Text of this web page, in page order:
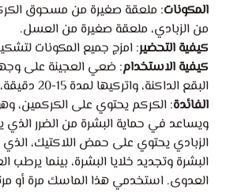
المكونات: ملعقة صغيرة من مسحوق
من الزبادي، ملعقة صغيرة من العسل.
كيفية التحضير: امزج جميع المكونات
كيفية الاستخدام: ضعي العجينة على
البقع الداكنة، واتركيها لمدة 15-20 دقيقة، ثم اغسليها بالماء.
الفائدة: الكركم يحتوي على الكركمين،
ويساعد في حماية البشرة من الضرر
الزبادي يحتوي على حمض اللاكتيك،
البشرة وتجديد خلايا البشرة، بينما يرطب
العدوى. استخدمي هذا الماسك مرة أو